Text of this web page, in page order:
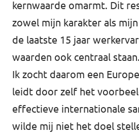
kernwaarde omarmt. Dit
zowel mijn karakter als
de laatste 15 jaar
waarden ook centraal staan.
Ik zocht daarom een
leidt door zelf het
effectieve internationale
wilde mij niet het doel